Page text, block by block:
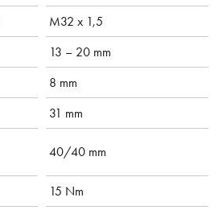
M32 x 1,5
13 – 20 mm
8 mm
31 mm
40/40 mm
15 Nm